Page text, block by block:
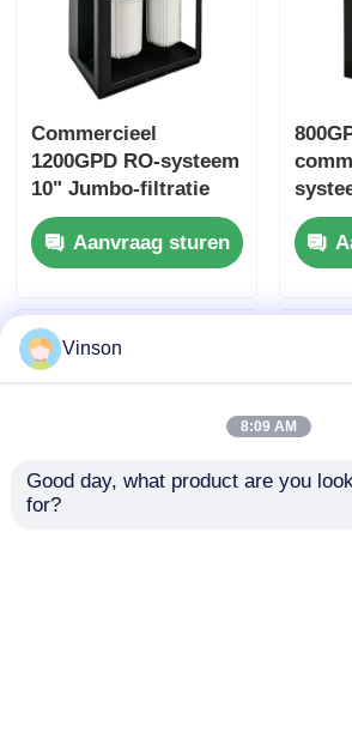
Commercieel
1200GPD RO-systeem
10" Jumbo-filtratie
met filterherinnering
voor commercieel en
huishoudelijk gebruik
Aanvraag sturen
Vinson
8:09 AM
Good day, what product are you
for?